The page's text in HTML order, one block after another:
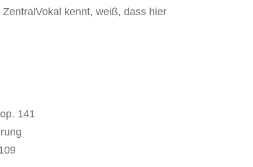
kennt, weiß, dass hier
141